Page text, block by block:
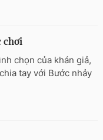
chơi
chọn của khán giả,
tay với Bước nhảy